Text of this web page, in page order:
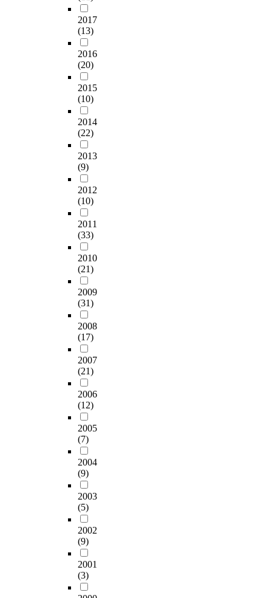
2017
(13)
2016
(20)
2015
(10)
2014
(22)
2013
(9)
2012
(10)
2011
(33)
2010
(21)
2009
(31)
2008
(17)
2007
(21)
2006
(12)
2005
(7)
2004
(9)
2003
(5)
2002
(9)
2001
(3)